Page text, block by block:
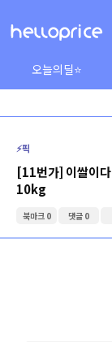
오늘의딜⭐
⚡️픽
[11번가] 이쌀이
10kg
북마크 0 댓글 0